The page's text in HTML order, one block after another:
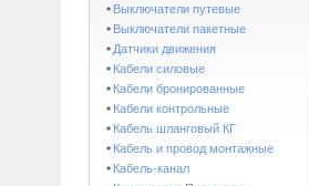
Выключатели путевые
Выключатели пакетные
Датчики движения
Кабели силовые
Кабели бронированные
Кабели контрольные
Кабель шланговый КГ
Кабель и провод монтажные
Кабель-канал